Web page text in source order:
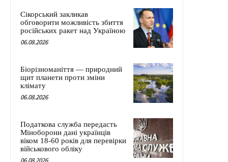
Сікорський закликав
обговорити можливість збиття
російських ракет над Україною
06.08.2026
Біорізноманіття — природний
щит планети проти зміни
клімату
06.08.2026
Податкова служба передасть
Міноборони дані українців
віком 18-60 років для перевірки
військового обліку